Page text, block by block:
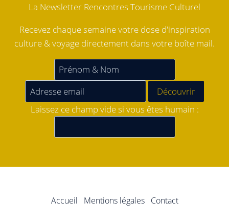
La Newsletter Rencontres Tourisme Culturel
Recevez chaque semaine votre dose d'inspiration
culture & voyage directement dans votre boîte mail.
Laissez ce champ vide si vous êtes humain :
Accueil Mentions légales Contact